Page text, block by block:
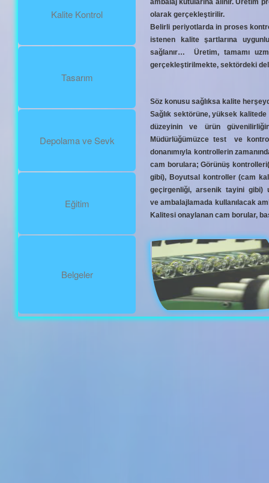
Kalite Kontrol
Tasarım
Depolama ve Sevk
Eğitim
Belgeler
Söz konusu sağlıksa kalite
Sağlık sektörüne, yüksek
düzeyinin ve ürün
Müdürlüğümüzce test ve
donanımıyla kontrollerin
cam borulara; Görünüş
gibi), Boyutsal kontroller (cam
geçirgenliği, arsenik tayini gibi)
ve ambalajlamada kullanılacak
Kalitesi onaylanan cam borular,
ambalaj kutularına alınır. Üretim
olarak gerçekleştirilir.
Belirli periyotlarda in proses
istenen kalite şartlarına
sağlanır… Üretim, tamamı
gerçekleştirilmekte, sektördeki